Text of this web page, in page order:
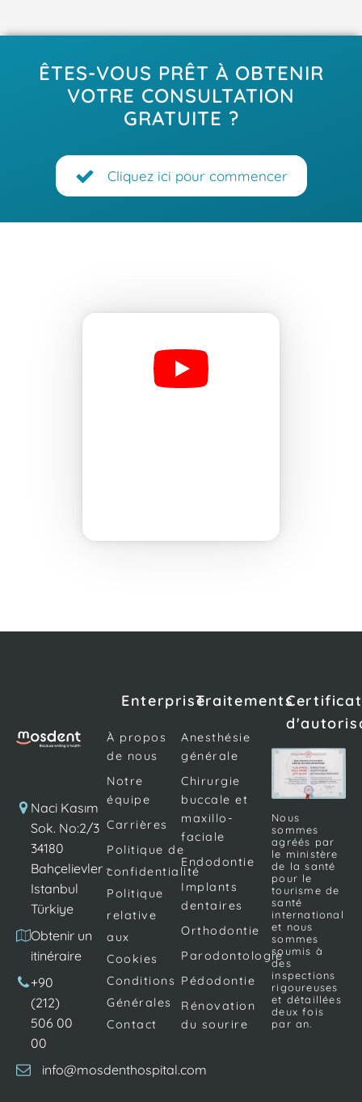
ÊTES-VOUS PRÊT À OBTENIR
VOTRE CONSULTATION
GRATUITE ?
Cliquez ici pour commencer
Naci Kasım
Sok. No:2/3
34180
Bahçelievler -
Istanbul
Türkiye
Obtenir un
itinéraire
+90
(212)
506 00
00
info@mosdenthospital.com
Enterprise
À propos
de nous
Notre
équipe
Carrières
Politique de
confidentialité
Politique
relative
aux
Cookies
Conditions
Générales
Contact
Traitements
Anesthésie
générale
Chirurgie
buccale et
maxillo-
faciale
Endodontie
Implants
dentaires
Orthodontie
Parodontologie
Pédodontie
Rénovation
du sourire
Certificat
Nous
sommes
agréés par
le ministère
de la santé
pour le
tourisme de
santé
international
et nous
sommes
soumis à
des
inspections
rigoureuses
et détaillées
deux fois
par an.